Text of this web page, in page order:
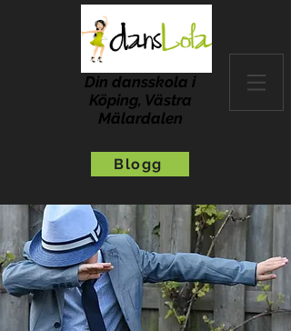
Din dansskola i
Köping, Västra
Mälardalen
Blogg